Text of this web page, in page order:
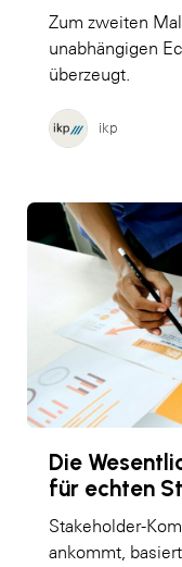
Zum zweiten
unabhängigen
überzeugt.
ikp
Die
für echten
Stakeholder-
ankommt,